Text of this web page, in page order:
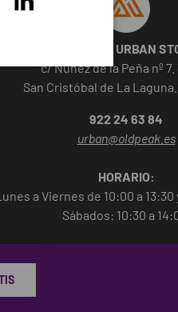
LinkedIn
OLD PEAK URBAN
c/ Nuñez de la Peña nº 7.
San Cristóbal de La
922 24 63 84
urban@oldpeak.es
HORARIO:
a Viernes de 10:00 a 13:30
Sábados: 10:30 a